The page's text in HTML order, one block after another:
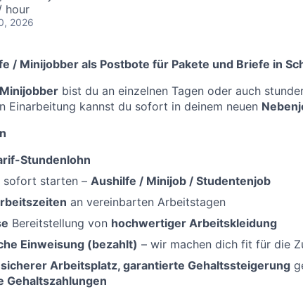
hour
2026
/ Minijobber als Postbote für Pakete und Briefe in
bist du an einzelnen Tagen oder auch
Einarbeitung kannst du sofort in deinem neuen
Stundenlohn
sofort starten – Aushilfe / Minijob / Studentenjob
an vereinbarten Arbeitstagen
Bereitstellung von hochwertiger Arbeitskleidung
Einweisung (bezahlt) – wir machen dich fit für die
Arbeitsplatz, garantierte Gehaltssteigerung
Gehaltszahlungen